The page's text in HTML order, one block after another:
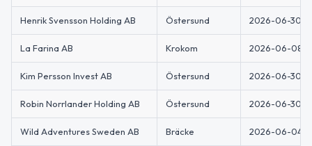
Henrik Svensson Holding AB Östersund 2026-06-30
La Farina AB Krokom 2026-06-08
Kim Persson Invest AB Östersund 2026-06-30
Robin Norrlander Holding AB Östersund 2026-06-30
Wild Adventures Sweden AB Bräcke 2026-06-04